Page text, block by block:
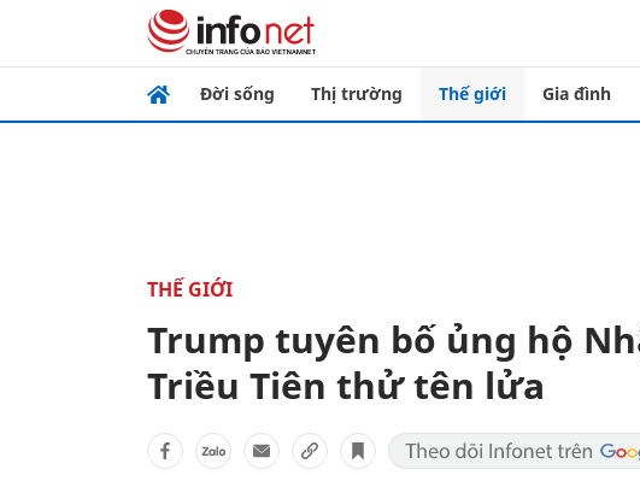
Đời sống Thị trường Thế giới Gia đình
THẾ GIỚI
Trump tuyên bố ủng hộ
Triều Tiên thử tên lửa